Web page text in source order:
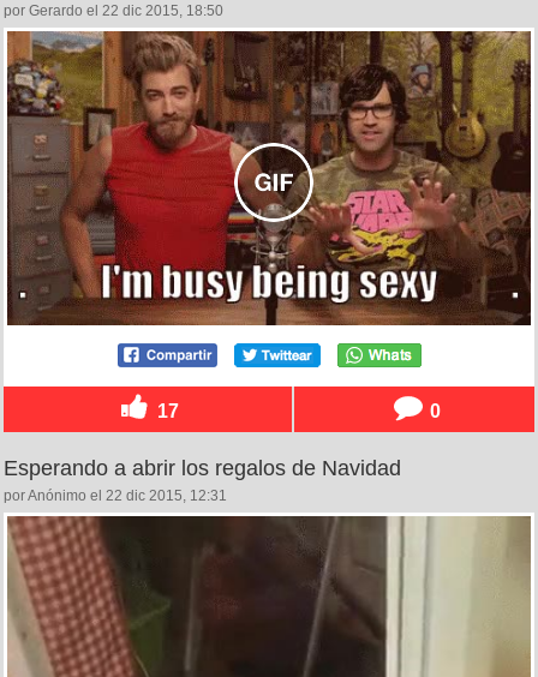
por Gerardo el 22 dic 2015, 18:50
17 0
Esperando a abrir los regalos de Navidad
por Anónimo el 22 dic 2015, 12:31